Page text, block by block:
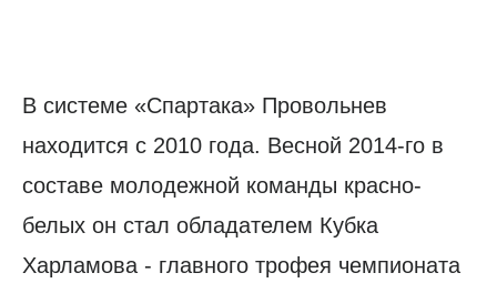
В системе «Спартака» Провольнев
находится с 2010 года. Весной 2014-го в
составе молодежной команды красно-
белых он стал обладателем Кубка
Харламова - главного трофея чемпионата